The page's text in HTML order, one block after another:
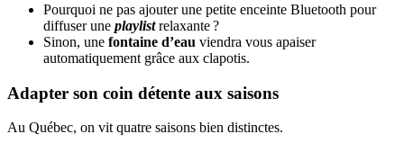
Pourquoi ne pas ajouter une petite enceinte Bluetooth pour
diffuser une playlistrelaxante ?
Sinon, une fontaine d’eau viendra vous apaiser
automatiquement grâce aux clapotis.
Adapter son coin détente aux saisons
Au Québec, on vit quatre saisons bien distinctes.